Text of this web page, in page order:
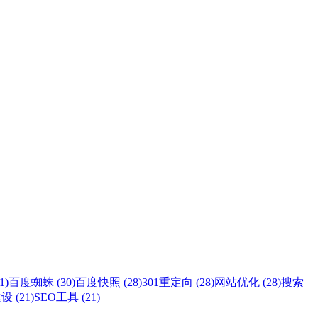
百度蜘蛛 (30)百度快照 (28)301重定向 (28)网站优化 (28)搜索
(21)SEO工具 (21)